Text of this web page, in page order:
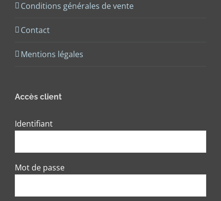
Conditions générales de vente
Contact
Mentions légales
Accès client
Identifiant
Mot de passe